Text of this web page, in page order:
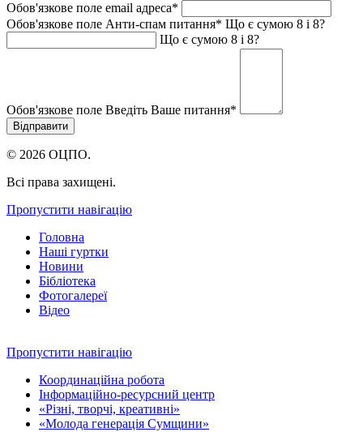
Обов'язкове поле email адреса*
Обов'язкове поле Анти-спам питання* Що є сумою 8 і 8?
Що є сумою 8 і 8?
Обов'язкове поле Введіть Ваше питання*
© 2026 ОЦПО.
Всі права захищені.
Пропустити навігацію
Головна
Наші гуртки
Новини
Бібліотека
Фотогалереї
Відео
Пропустити навігацію
Координаційна робота
Інформаційно-ресурсний центр
«Різні, творчі, креативні»
«Молода генерація Сумщини»